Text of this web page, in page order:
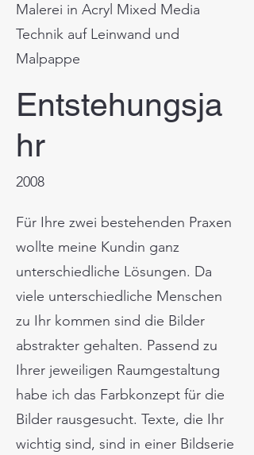
Malerei in Acryl Mixed Media
Technik auf Leinwand und
Malpappe
Entstehungsja
hr
2008
Für Ihre zwei bestehenden Praxen
wollte meine Kundin ganz
unterschiedliche Lösungen. Da
viele unterschiedliche Menschen
zu Ihr kommen sind die Bilder
abstrakter gehalten. Passend zu
Ihrer jeweiligen Raumgestaltung
habe ich das Farbkonzept für die
Bilder rausgesucht. Texte, die Ihr
wichtig sind, sind in einer Bildserie